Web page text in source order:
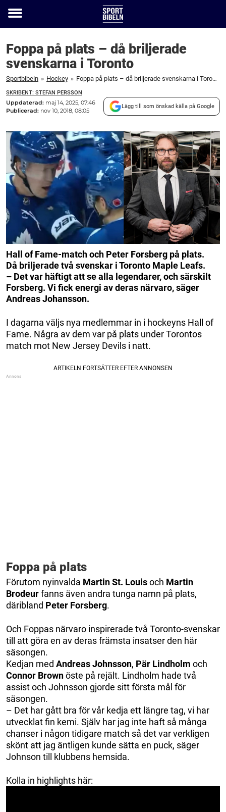
Toggle
Foppa på plats – då briljerade
svenskarna i Toronto
Sportbibeln » Hockey » Foppa på plats – då briljerade svenskarna i Toronto
SKRIBENT: STEFAN PERSSON
Uppdaterad: maj 14, 2025, 07:46
Publicerad: nov 10, 2018, 08:05
Lägg till som önskad källa på Google
Hall of Fame-match och Peter Forsberg på plats.
Då briljerade två svenskar i Toronto Maple Leafs.
– Det var häftigt att se alla legendarer, och särskilt
Forsberg. Vi fick energi av deras närvaro, säger
Andreas Johansson.
I dagarna väljs nya medlemmar in i hockeyns Hall of
Fame. Några av dem var på plats under Torontos
match mot New Jersey Devils i natt.
Foppa på plats
Förutom nyinvalda Martin St. Louisoch Martin
Brodeurfanns även andra tunga namn på plats,
däribland Peter Forsberg.
Och Foppas närvaro inspirerade två Toronto-svenskar
till att göra en av deras främsta insatser den här
säsongen.
Kedjan med Andreas Johnsson, Pär Lindholm och
Connor Brownöste på rejält. Lindholm hade två
assist och Johnsson gjorde sitt första mål för
säsongen.
– Det har gått bra för vår kedja ett längre tag, vi har
utvecklat fin kemi. Själv har jag inte haft så många
chanser i någon tidigare match så det var verkligen
skönt att jag äntligen kunde sätta en puck, säger
Johnson till klubbens hemsida.
Kolla in highlights här: